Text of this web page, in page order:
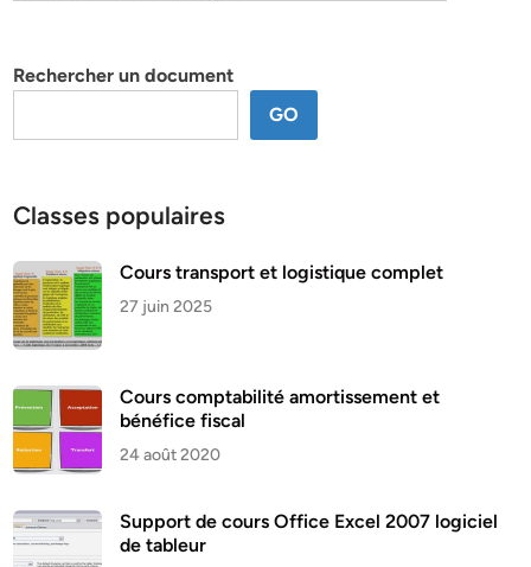
Rechercher un document
GO
Classes populaires
Cours transport et logistique complet
27 juin 2025
Cours comptabilité amortissement et
bénéfice fiscal
24 août 2020
Support de cours Office Excel 2007 logiciel
de tableur